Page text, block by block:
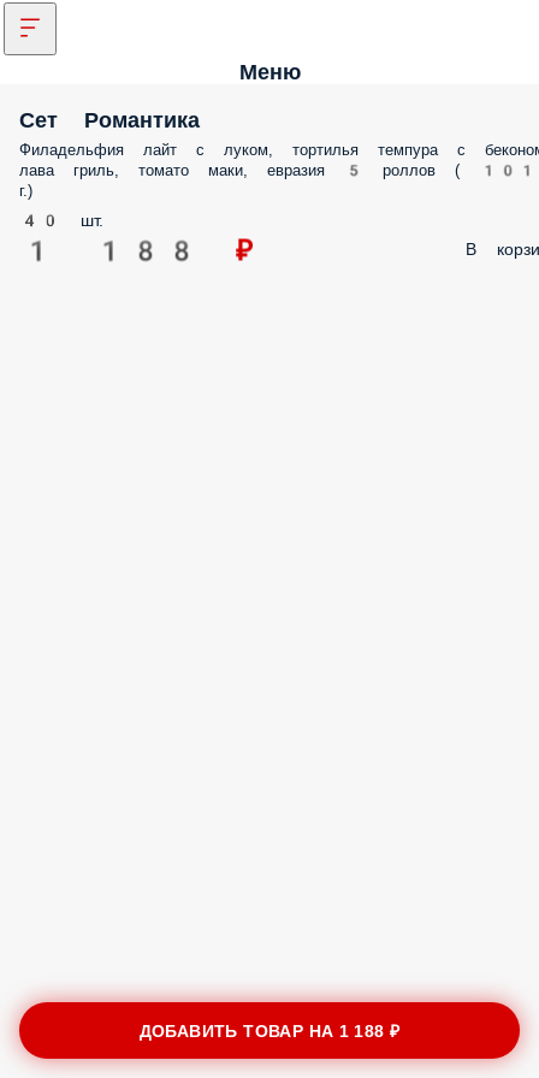
Меню
Сет Романтика
Филадельфия лайт с луком, тортилья темпура с
лава гриль, томато маки, евразия 5 роллов (
г.)
40 шт.
1 188 ₽ В
ДОБАВИТЬ ТОВАР НА 1 188 ₽